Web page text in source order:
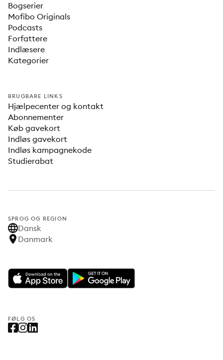
Bogserier
Mofibo Originals
Podcasts
Forfattere
Indlæsere
Kategorier
BRUGBARE LINKS
Hjælpecenter og kontakt
Abonnementer
Køb gavekort
Indløs gavekort
Indløs kampagnekode
Studierabat
SPROG OG REGION
Dansk
Danmark
FØLG OS